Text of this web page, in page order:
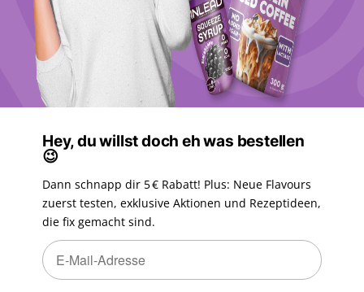
Hey, du willst doch eh was bestellen
😉
Dann schnapp dir 5 € Rabatt! Plus: Neue Flavours
zuerst testen, exklusive Aktionen und Rezeptideen,
die fix gemacht sind.
Newsletter Abonnieren
Newsletter Abonnieren